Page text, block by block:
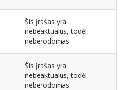
Šis įrašas yra
nebeaktualus, todėl
neberodomas
Šis įrašas yra
nebeaktualus, todėl
neberodomas